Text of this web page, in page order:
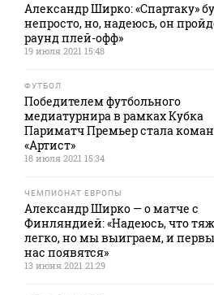
Александр Ширко: «Спартаку»
непросто, но, надеюсь, он
раунд плей-офф»
19 июля 2021 15:48
ФУТБОЛ
Победителем футбольного
медиатурнира в рамках Кубка
Париматч Премьер стала
«Артист»
18 июля 2021 15:34
ЧЕМПИОНАТ ЕВРОПЫ
Александр Ширко — о матче с
Финляндией: «Надеюсь, что
легко, но мы выиграем, и
нас появятся»
13 июня 2021 21:29